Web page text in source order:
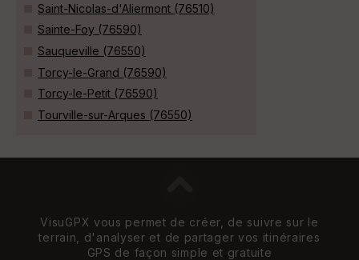
Saint-Nicolas-d'Aliermont (76510)
Sainte-Foy (76590)
Sauqueville (76550)
Torcy-le-Grand (76590)
Torcy-le-Petit (76590)
Tourville-sur-Arques (76550)
VisuGPX vous permet de créer, de suivre sur le
terrain, d'analyser et de partager vos itinéraires
GPS de façon simple et gratuite